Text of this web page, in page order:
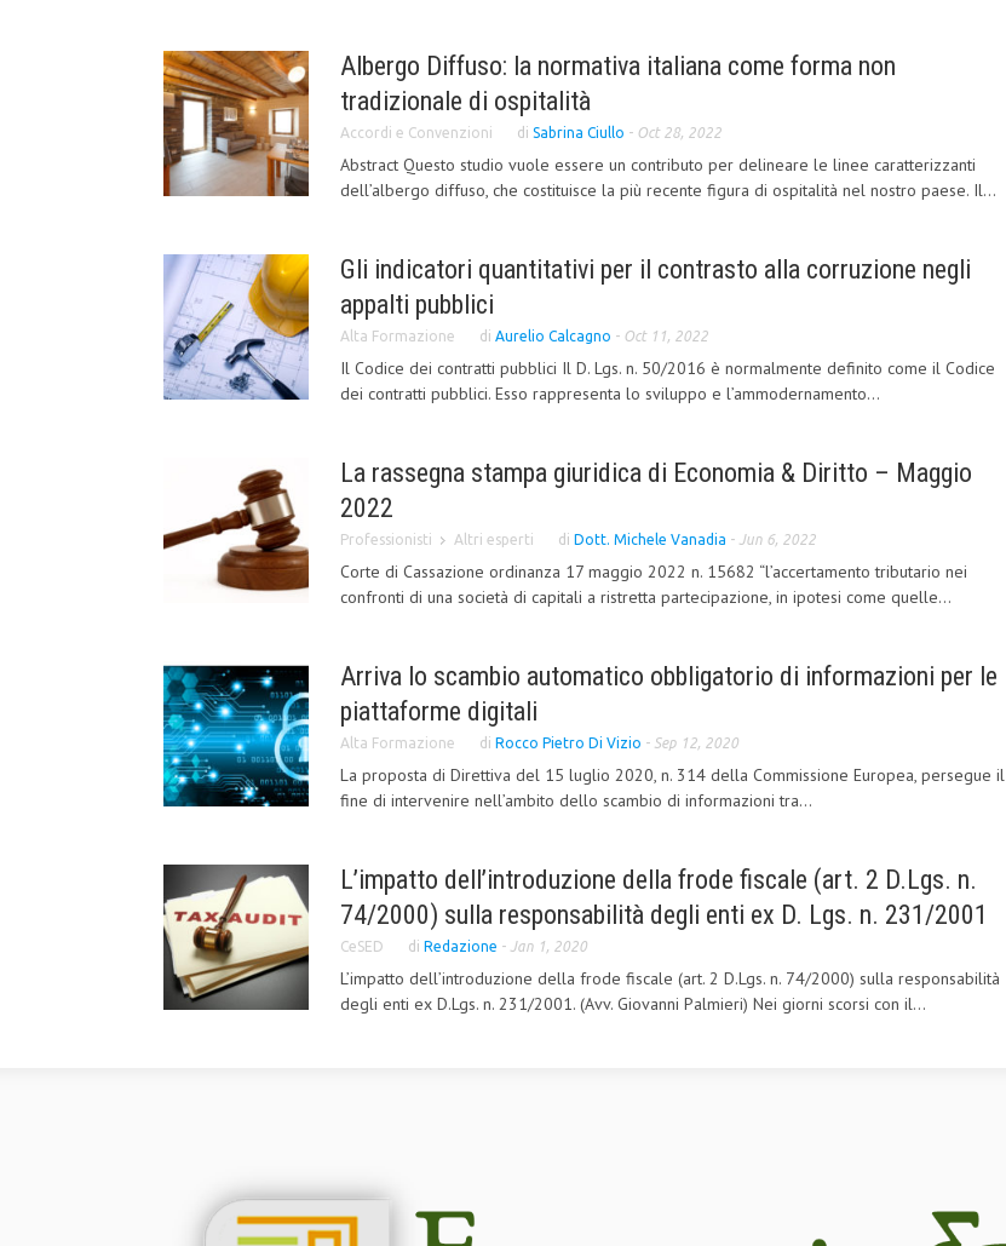
Albergo Diffuso: la normativa italiana come forma non
tradizionale di ospitalità
Accordi e Convenzioni di Sabrina Ciullo - Oct 28, 2022
Abstract Questo studio vuole essere un contributo per delineare le linee caratterizzanti
dell’albergo diffuso, che costituisce la più recente figura di ospitalità nel nostro paese. Il...
Gli indicatori quantitativi per il contrasto alla corruzione negli
appalti pubblici
Alta Formazione di Aurelio Calcagno - Oct 11, 2022
Il Codice dei contratti pubblici Il D. Lgs. n. 50/2016 è normalmente definito come il Codice
dei contratti pubblici. Esso rappresenta lo sviluppo e l’ammodernamento...
La rassegna stampa giuridica di Economia & Diritto – Maggio
2022
Professionisti Altri esperti di Dott. Michele Vanadia - Jun 6, 2022
Corte di Cassazione ordinanza 17 maggio 2022 n. 15682 “l’accertamento tributario nei
confronti di una società di capitali a ristretta partecipazione, in ipotesi come quelle...
Arriva lo scambio automatico obbligatorio di informazioni per le
piattaforme digitali
Alta Formazione di Rocco Pietro Di Vizio - Sep 12, 2020
La proposta di Direttiva del 15 luglio 2020, n. 314 della Commissione Europea, persegue il
fine di intervenire nell’ambito dello scambio di informazioni tra...
L’impatto dell’introduzione della frode fiscale (art. 2 D.Lgs. n.
74/2000) sulla responsabilità degli enti ex D. Lgs. n. 231/2001
CeSED di Redazione - Jan 1, 2020
L’impatto dell’introduzione della frode fiscale (art. 2 D.Lgs. n. 74/2000) sulla responsabilità
degli enti ex D.Lgs. n. 231/2001. (Avv. Giovanni Palmieri) Nei giorni scorsi con il...